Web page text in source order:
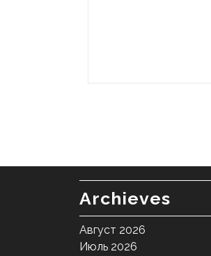
Archieves
Август 2026
Июль 2026